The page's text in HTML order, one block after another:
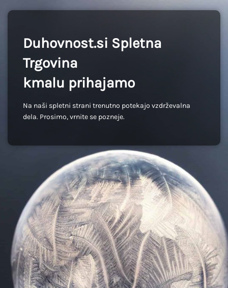
Duhovnost.si Spletna
Trgovina
kmalu prihajamo
Na naši spletni strani trenutno potekajo vzdrževalna
dela. Prosimo, vrnite se pozneje.